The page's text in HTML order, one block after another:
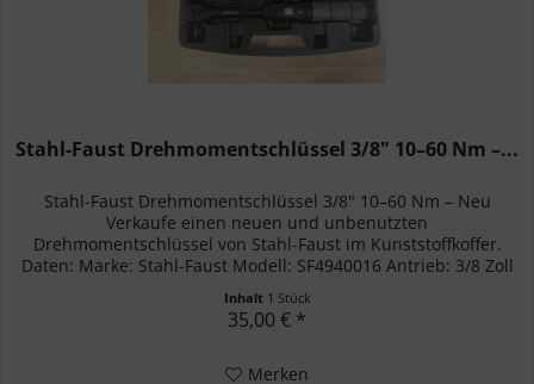
Stahl-Faust Drehmomentschlüssel 3/8" 10–60 Nm –...
Stahl-Faust Drehmomentschlüssel 3/8" 10–60 Nm – Neu
Verkaufe einen neuen und unbenutzten
Drehmomentschlüssel von Stahl-Faust im Kunststoffkoffer.
Daten: Marke: Stahl-Faust Modell: SF4940016 Antrieb: 3/8 Zoll
Inhalt 1 Stück
35,00 € *
Merken